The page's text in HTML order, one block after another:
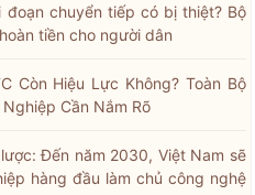
chuyển tiếp có bị thiệt? Bộ
tiền cho người dân
Còn Hiệu Lực Không? Toàn Bộ
Cần Nắm Rõ
Đến năm 2030, Việt Nam sẽ
hàng đầu làm chủ công nghệ